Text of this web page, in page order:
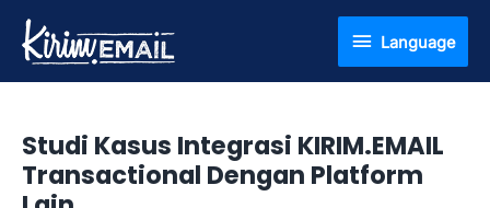
Language
Language
Studi Kasus Integrasi KIRIM.EMAIL
Transactional Dengan Platform